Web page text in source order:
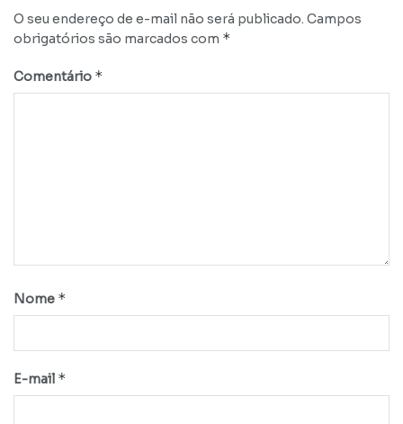
O seu endereço de e-mail não será publicado. Campos
obrigatórios são marcados com *
Comentário *
Nome *
E-mail *